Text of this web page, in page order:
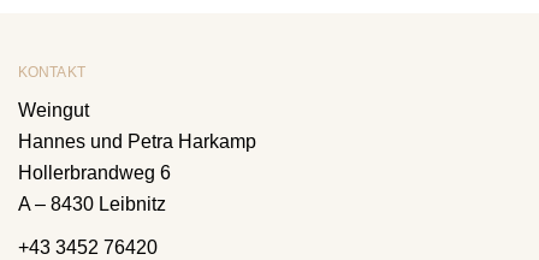
KONTAKT
Weingut
Hannes und Petra Harkamp
Hollerbrandweg 6
A – 8430 Leibnitz
+43 3452 76420